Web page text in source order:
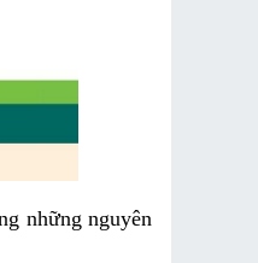
những nguyên